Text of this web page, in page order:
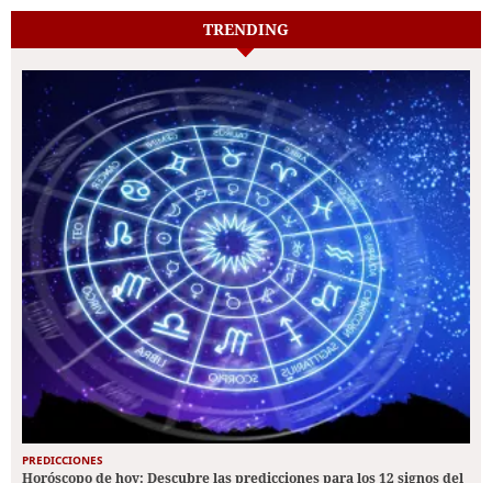
TRENDING
PREDICCIONES
Horóscopo de hoy: Descubre las predicciones para los 12 signos del